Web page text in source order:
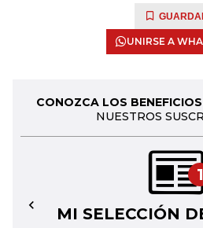
UNIRSE A
CONOZCA LOS
NUESTROS
1
MI SELECCIÓN
←